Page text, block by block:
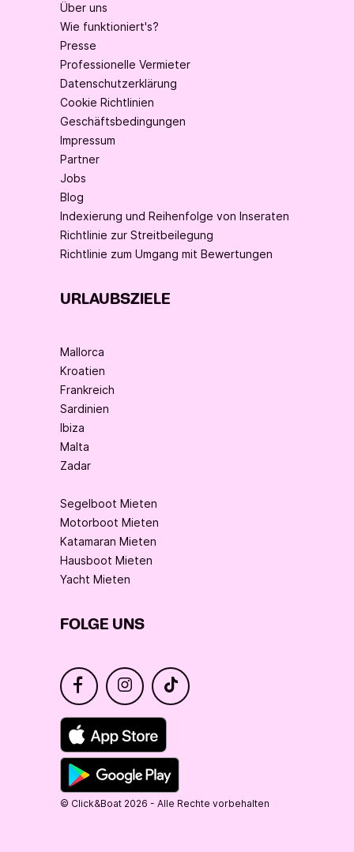
Über uns
Wie funktioniert's?
Presse
Professionelle Vermieter
Datenschutzerklärung
Cookie Richtlinien
Geschäftsbedingungen
Impressum
Partner
Jobs
Blog
Indexierung und Reihenfolge von Inseraten
Richtlinie zur Streitbeilegung
Richtlinie zum Umgang mit Bewertungen
URLAUBSZIELE
Mallorca
Kroatien
Frankreich
Sardinien
Ibiza
Malta
Zadar
Segelboot Mieten
Motorboot Mieten
Katamaran Mieten
Hausboot Mieten
Yacht Mieten
FOLGE UNS
© Click&Boat 2026 - Alle Rechte vorbehalten